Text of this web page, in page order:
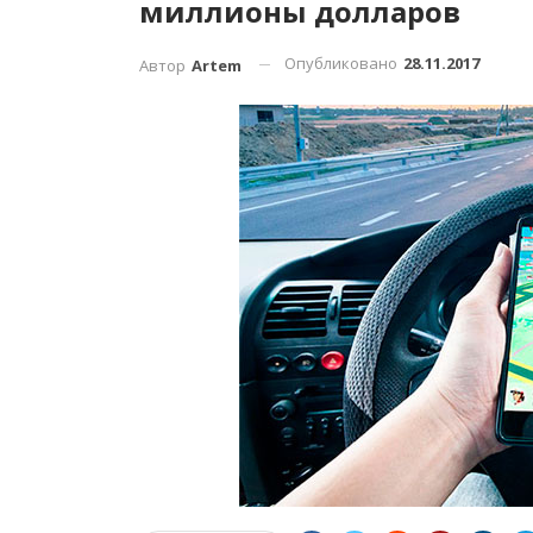
миллионы долларов
Автор Artem Опубликовано 28.11.2017